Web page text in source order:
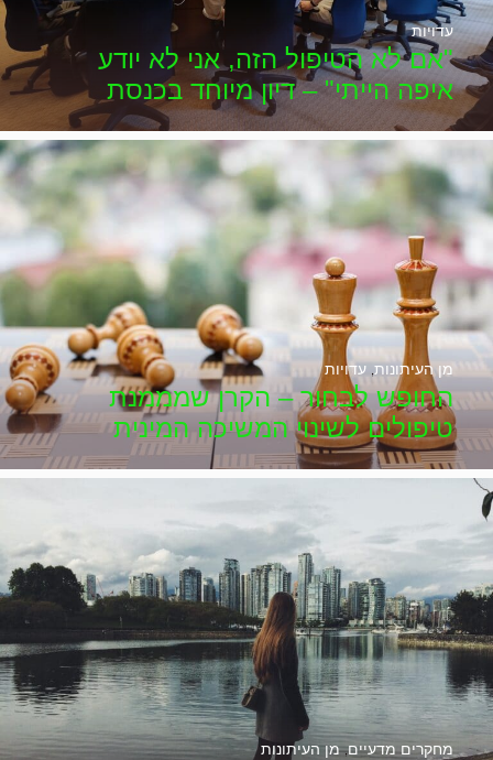
"אם לא הטיפול הזה, אני לא יודע
איפה הייתי" – דיון מיוחד בכנסת
עדויות
החופש לבחור – הקרן שמממנת
טיפולים לשינוי המשיכה המינית
מן העיתונות, עדויות
מחקרים מדעיים,מן העיתונות